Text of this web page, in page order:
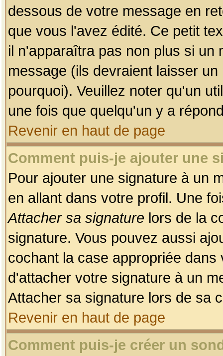
dessous de votre message en
que vous l'avez édité. Ce petit
il n'apparaîtra pas non plus si un
message (ils devraient laisser
pourquoi). Veuillez noter qu'un
une fois que quelqu'un y a
Revenir en haut de page
Comment puis-je ajouter une
Pour ajouter une signature à un
en allant dans votre profil. Une
Attacher sa signature lors de la
signature. Vous pouvez aussi
cochant la case appropriée
d'attacher votre signature à un
Attacher sa signature lors de sa
Revenir en haut de page
Comment puis-je créer un